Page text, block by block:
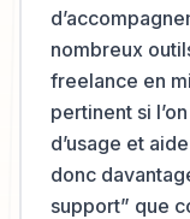
nombreux
freelance en
pertinent si
d’usage et
donc
support” que